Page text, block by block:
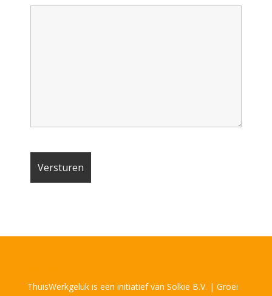
ThuisWerkgeluk is een initiatief van Solkie B.V. | Groei